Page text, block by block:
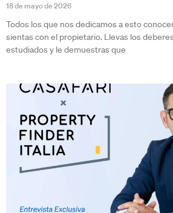
18 de mayo de 2026
Todos los que nos dedicamos a esto
sientas con el propietario. Llevas los
estudiados y le demuestras que